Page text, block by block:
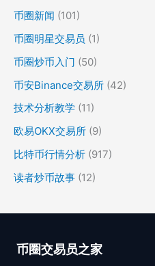
币圈新闻 (101)
币圈明星交易员 (1)
币圈炒币入门 (50)
币安Binance交易所 (42)
技术分析教学 (11)
欧易OKX交易所 (9)
比特币行情分析 (917)
读者炒币故事 (12)
币圈交易员之家